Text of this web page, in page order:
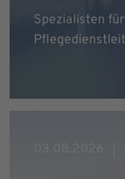
Spezialisten